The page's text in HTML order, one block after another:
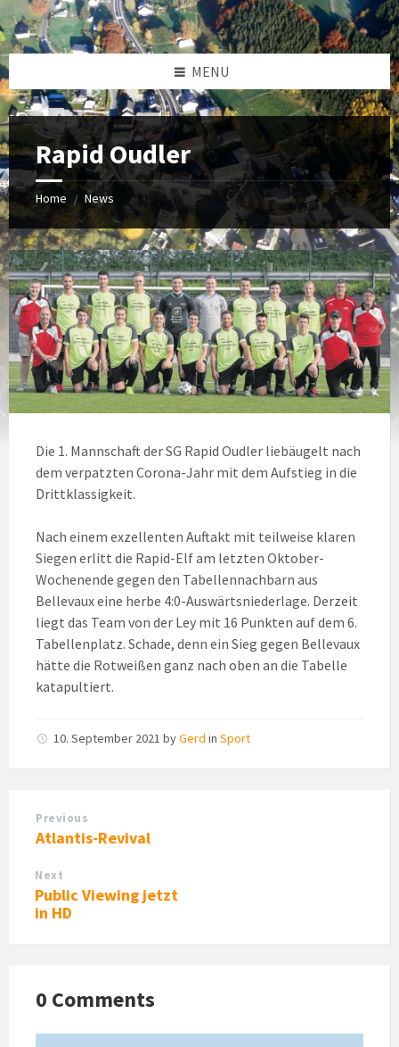
MENU
Rapid Oudler
Home / News
Die 1. Mannschaft der SG Rapid Oudler liebäugelt nach
dem verpatzten Corona-Jahr mit dem Aufstieg in die
Drittklassigkeit.
Nach einem exzellenten Auftakt mit teilweise klaren
Siegen erlitt die Rapid-Elf am letzten Oktober-
Wochenende gegen den Tabellennachbarn aus
Bellevaux eine herbe 4:0-Auswärtsniederlage. Derzeit
liegt das Team von der Ley mit 16 Punkten auf dem 6.
Tabellenplatz. Schade, denn ein Sieg gegen Bellevaux
hätte die Rotweißen ganz nach oben an die Tabelle
katapultiert.
10. September 2021 byGerd in Sport
Previous
Atlantis-Revival
Next
Public Viewing jetzt
in HD
0 Comments